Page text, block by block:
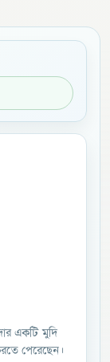
একটি মুদি
পেরেছেন।